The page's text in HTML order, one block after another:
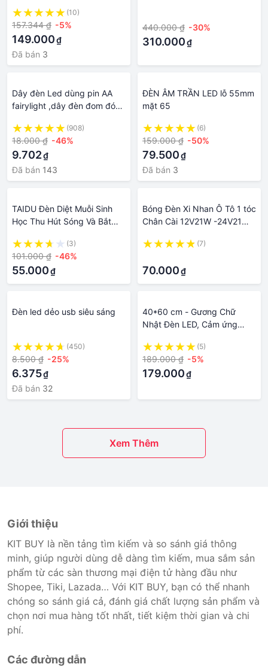
(10)
157.344 ₫ -5%
149.000₫
Đã bán 3
440.000 ₫ -30%
310.000₫
Dây đèn Led dùng pin AA
fairylight ,dây đèn đom đóm
(908)
18.000 ₫ -46%
9.702₫
Đã bán 143
ĐÈN ÂM TRẦN LED lỗ 55mm
mặt 65
(6)
159.000 ₫ -50%
79.500₫
Đã bán 3
TAIDU Đèn Diệt Muỗi Sinh
Học Thu Hút Sóng Và Bắt
Thấp Dùng Trong Nhà Và
Ngoài Trời
(3)
101.000 ₫ -46%
55.000₫
Bóng Đèn Xi Nhan Ô Tô 1 tóc
Chân Cài 12V21W -24V21W
(7)
70.000₫
Đèn led dẻo usb siêu sáng
(450)
8.500 ₫ -25%
6.375₫
Đã bán 32
40*60 cm - Gương Chữ
Nhật Đèn LED, Cảm ứng
Gương lavabo nhà tắm sang
trọng, hiện đại, soi cực nét.
(5)
189.000 ₫ -5%
179.000₫
Xem Thêm
Giới thiệu
KIT BUY là nền tảng tìm kiếm và so sánh giá thông
minh, giúp người dùng dễ dàng tìm kiếm, mua sắm sản
phẩm từ các sàn thương mại điện tử hàng đầu như
Shopee, Tiki, Lazada… Với KIT BUY, bạn có thể nhanh
chóng so sánh giá cả, đánh giá chất lượng sản phẩm và
chọn nơi mua hàng tốt nhất, tiết kiệm thời gian và chi
phí.
Các đường dẫn